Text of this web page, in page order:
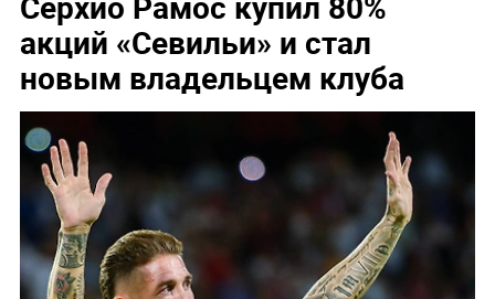
акций «Севильи» и стал
новым владельцем клуба